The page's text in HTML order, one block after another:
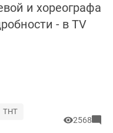
и хореографа
- в TV
ТНТ
2568